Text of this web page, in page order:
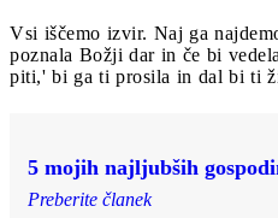
Vsi iščemo izvir. Naj ga
poznala Božji dar in če bi
piti,' bi ga ti prosila in dal bi ti
5 mojih najljubših
Preberite članek